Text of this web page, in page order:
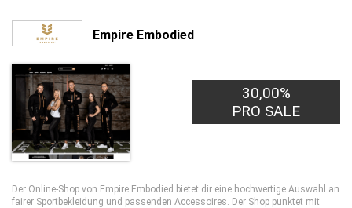
Empire Embodied
30,00%
PRO SALE
Der Online-Shop von Empire Embodied bietet dir eine hochwertige Auswahl an
fairer Sportbekleidung und passenden Accessoires. Der Shop punktet mit